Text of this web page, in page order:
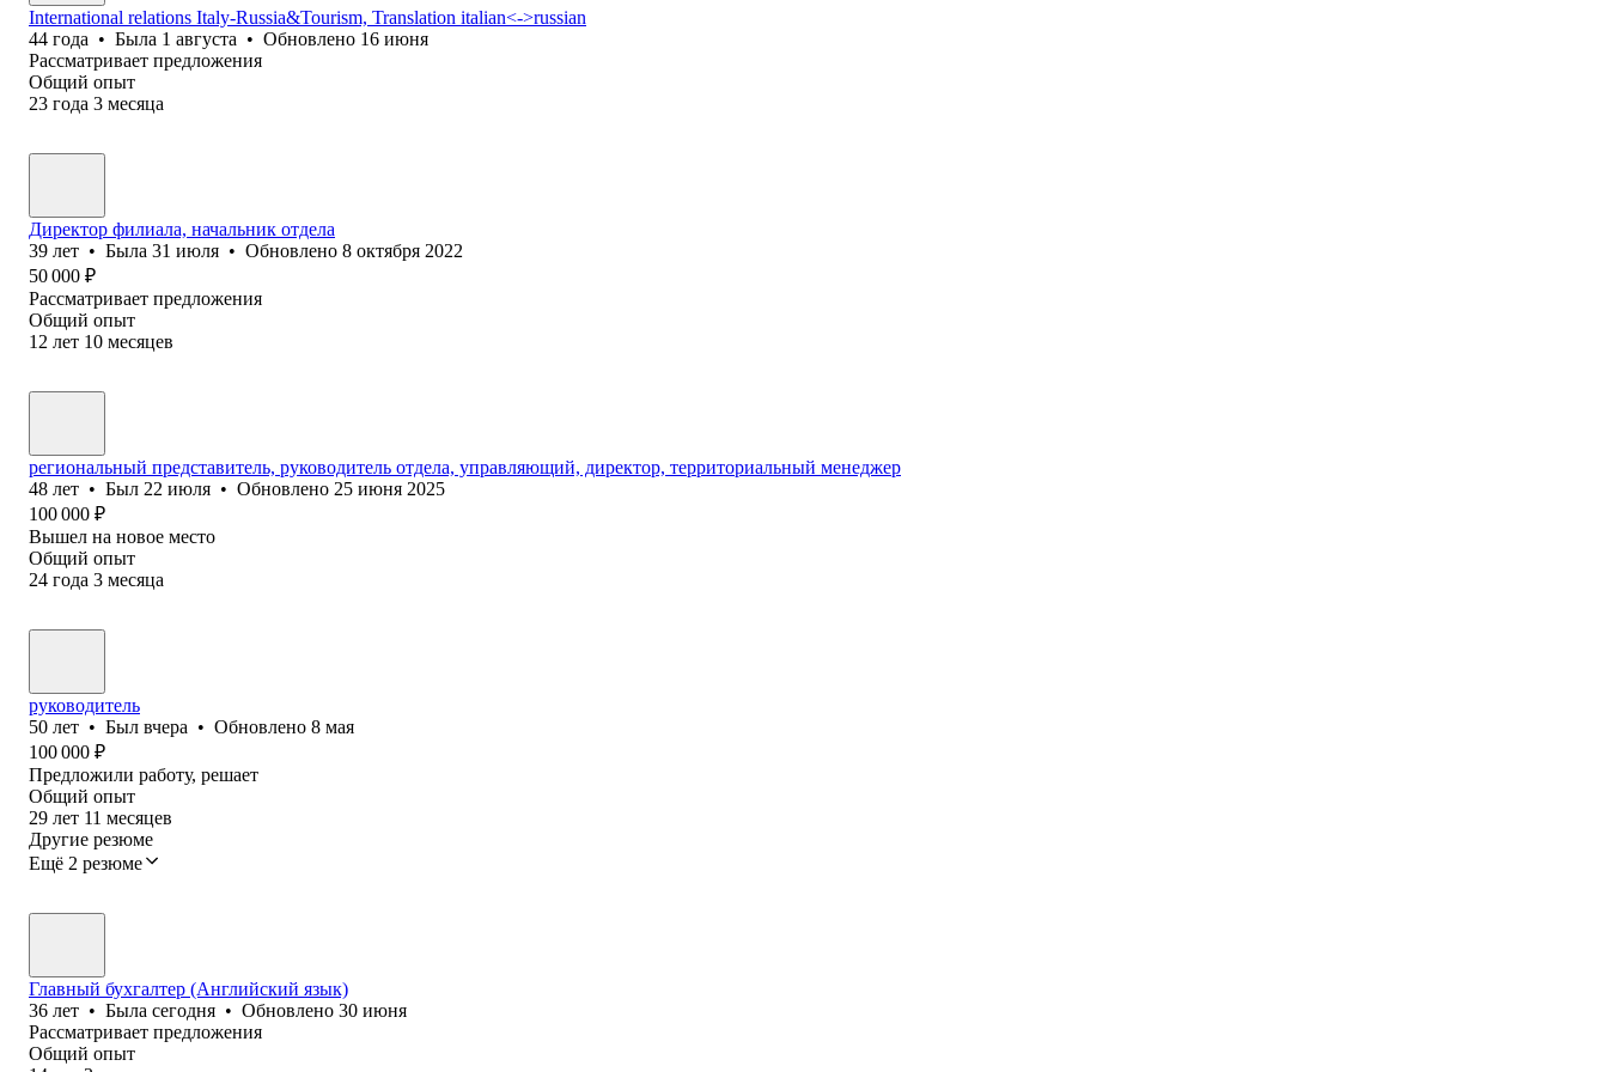
International relations Italy-Russia&Tourism, Translation italian<->russian
44 года • Была 1 августа • Обновлено 16 июня
Рассматривает предложения
Общий опыт
23 года 3 месяца
Директор филиала, начальник отдела
39 лет • Была 31 июля • Обновлено 8 октября 2022
50 000 ₽
Рассматривает предложения
Общий опыт
12 лет 10 месяцев
региональный представитель, руководитель отдела, управляющий, директор, территориальный менеджер
48 лет • Был 22 июля • Обновлено 25 июня 2025
100 000 ₽
Вышел на новое место
Общий опыт
24 года 3 месяца
руководитель
50 лет • Был вчера • Обновлено 8 мая
100 000 ₽
Предложили работу, решает
Общий опыт
29 лет 11 месяцев
Другие резюме
Ещё 2 резюме
Главный бухгалтер (Английский язык)
36 лет • Была сегодня • Обновлено 30 июня
Рассматривает предложения
Общий опыт